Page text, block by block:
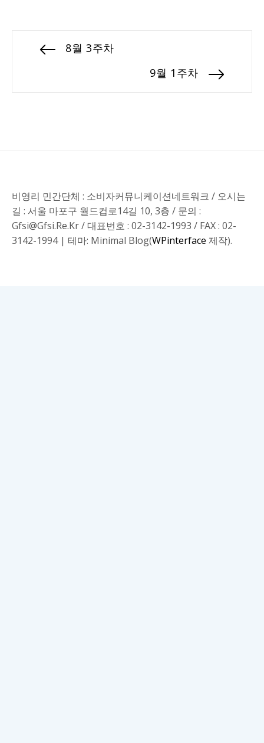
8월 3주차
9월 1주차
비영리 민간단체 : 소비자커뮤니케이션네트워크 / 오시는
길 : 서울 마포구 월드컵로14길 10, 3층 / 문의 :
Gfsi@gfsi.re.kr / 대표번호 : 02-3142-1993 / FAX : 02-
3142-1994 | 테마: Minimal Blog(WPinterface 제작).